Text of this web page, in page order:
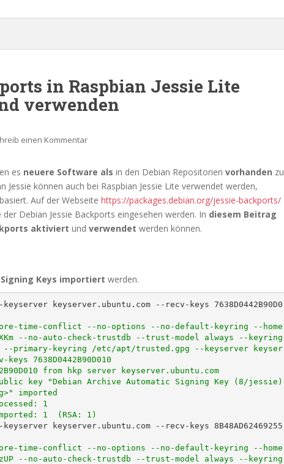
in Raspbian Jessie Lite
verwenden
einen Kommentar
es neuere Software als in den Debian Repositorien vorhanden zu
Jessie können auch bei Raspbian Jessie Lite verwendet werden,
Auf der Webseite https://packages.debian.org/jessie-backports/
Debian Jessie Backports eingesehen werden. In diesem Beitrag
aktiviert und verwendet werden können.
Signing Keys importiert werden.
keyserver.ubuntu.com --recv-keys 7638D0442B90D0
time-conflict --no-options --no-default-keyring --home
--no-auto-check-trustdb --trust-model always --keyring
primary-keyring /etc/apt/trusted.gpg --keyserver keyser
7638D0442B90D010
from hkp server keyserver.ubuntu.com
key "Debian Archive Automatic Signing Key (8/jessie)
imported
1
1  (RSA: 1)
keyserver.ubuntu.com --recv-keys 8B48AD62469255
time-conflict --no-options --no-default-keyring --home
--no-auto-check-trustdb --trust-model always --keyring